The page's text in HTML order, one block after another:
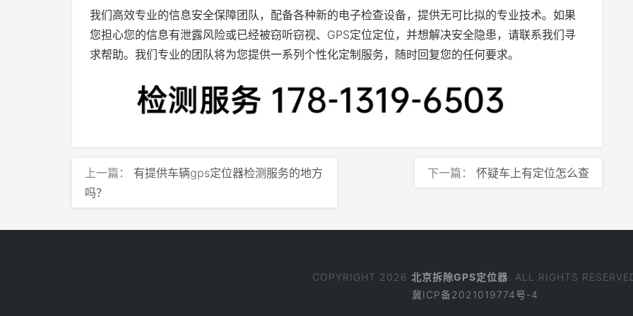
我们高效专业的信息安全保障团队，配备各种新的电子检查设备，提供无可比拟的专业技术。如果
您担心您的信息有泄露风险或已经被窃听窃视、GPS定位定位，并想解决安全隐患，请联系我们寻
求帮助。我们专业的团队将为您提供一系列个性化定制服务，随时回复您的任何要求。
上一篇： 有提供车辆gps定位器检测服务的地方
吗？
下一篇： 怀疑车上有定位怎么查
COPYRIGHT 2026 北京拆除GPS定位器 . ALL RIGHTS
冀ICP备2021019774号-4